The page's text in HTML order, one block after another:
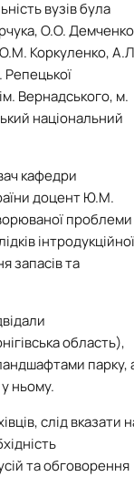
вузів була
О.О.
Коркуленко,
Репецької
Вернадського, м.
національний
кафедри
доцент Ю.М.
проблеми
інтродукційної
запасів та
область),
парку,
ньому.
слід вказати
та обговорення